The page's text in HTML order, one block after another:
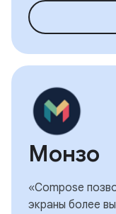
Монзо
«Compose
экраны более